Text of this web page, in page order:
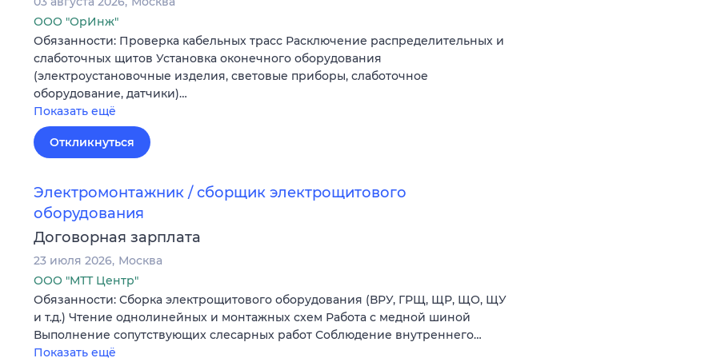
ООО "ОрИнж"
Обязанности: Проверка кабельных трасс Расключение распределительных и
слаботочных щитов Установка оконечного оборудования
(электроустановочные изделия, световые приборы, слаботочное
оборудование, датчики)…
Показать ещё
Откликнуться
Электромонтажник / сборщик электрощитового
оборудования
Договорная зарплата
23 июля 2026 Москва
ООО "МТТ Центр"
Обязанности: Сборка электрощитового оборудования (ВРУ, ГРЩ, ЩР, ЩО, ЩУ
и т.д.) Чтение однолинейных и монтажных схем Работа с медной шиной
Выполнение сопутствующих слесарных работ Соблюдение внутреннего…
Показать ещё